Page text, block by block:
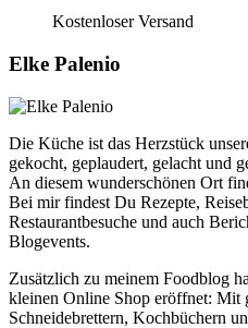
Kostenloser Versand
Elke Palenio
Die Küche ist das Herzstück
gekocht, geplaudert, gelacht und
An diesem wunderschönen Ort
Bei mir findest Du Rezepte,
Restaurantbesuche und auch
Blogevents.
Zusätzlich zu meinem Foodblog
kleinen Online Shop eröffnet: Mit
Schneidebrettern, Kochbüchern